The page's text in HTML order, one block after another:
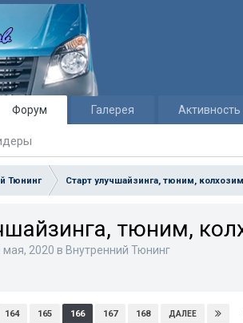
Форум Галерея Активность
Тюнинг Старт улучшайзинга, тюним,
тюним,
мая, 2020 в Внутренний Тюнинг
164 165 166 167 168 ДАЛЕЕ